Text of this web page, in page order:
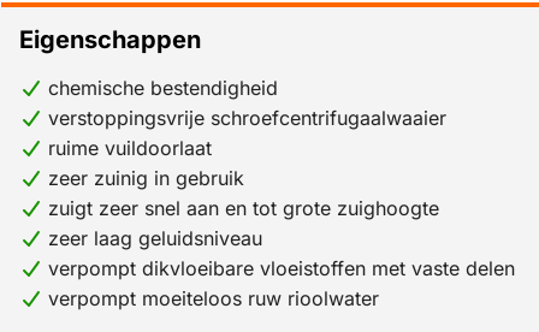
niet nodig. Hierdoor is hij snel inzetbaar.
chemische vloeistoffen en daarom perfect voor
industriële omgevingen. Door de grotere vuildoorlaat
van deze vuilwaterpomp is hij in staat om dikkere
vloeistoffen en grotere bestanddelen te verpompen.
Deze chemiepomp wordt standaard geleverd in
geluidgedempte uitvoering.
Eigenschappen
chemische bestendigheid
verstoppingsvrije schroefcentrifugaalwaaier
ruime vuildoorlaat
zeer zuinig in gebruik
zuigt zeer snel aan en tot grote zuighoogte
zeer laag geluidsniveau
verpompt dikvloeibare vloeistoffen met vaste delen
verpompt moeiteloos ruw rioolwater